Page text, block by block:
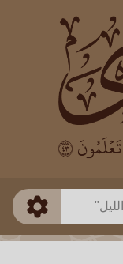
طريقة البحث
ذكي